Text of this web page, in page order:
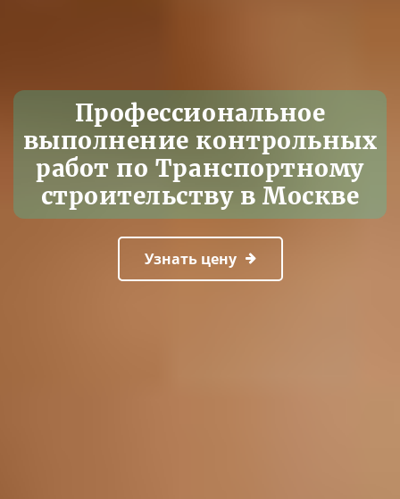
Профессиональное
выполнение контрольных
работ по Транспортному
строительству в Москве
Узнать цену